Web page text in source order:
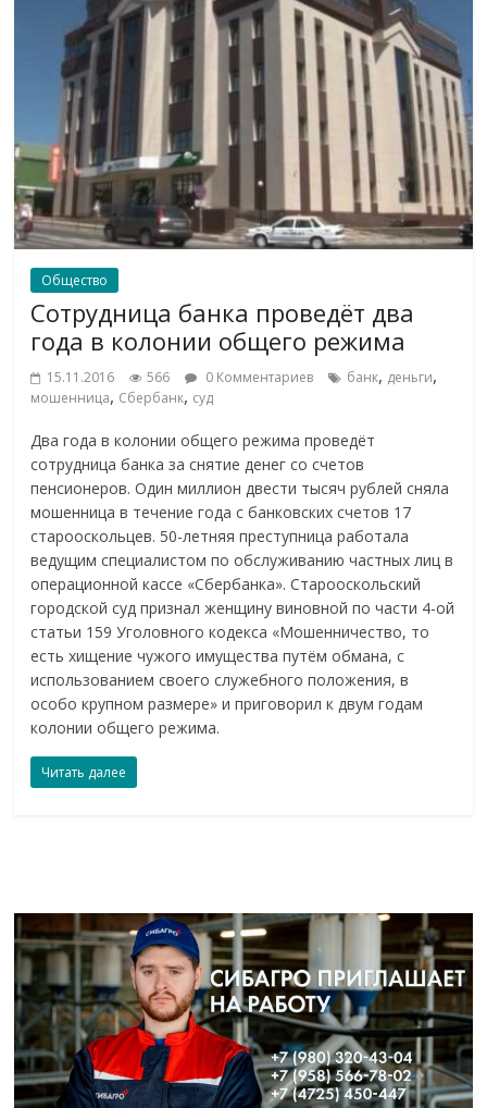
Общество
Сотрудница банка проведёт два
года в колонии общего режима
15.11.2016 566 0 Комментариев банк, деньги,
мошенница, Сбербанк, суд
Два года в колонии общего режима проведёт
сотрудница банка за снятие денег со счетов
пенсионеров. Один миллион двести тысяч рублей сняла
мошенница в течение года с банковских счетов 17
старооскольцев. 50-летняя преступница работала
ведущим специалистом по обслуживанию частных лиц в
операционной кассе «Сбербанка». Старооскольский
городской суд признал женщину виновной по части 4-ой
статьи 159 Уголовного кодекса «Мошенничество, то
есть хищение чужого имущества путём обмана, с
использованием своего служебного положения, в
особо крупном размере» и приговорил к двум годам
колонии общего режима.
Читать далее